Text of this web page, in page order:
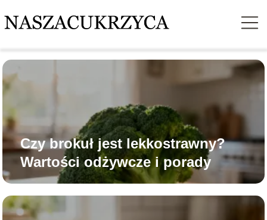
Czy brokuł jest lekkostrawny?
Wartości odżywcze i porady